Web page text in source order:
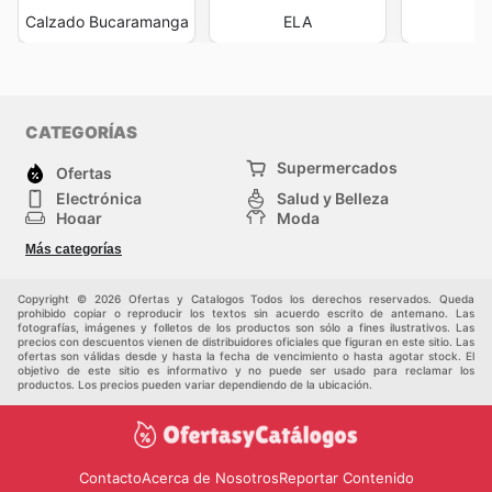
Calzado Bucaramanga ELA
CATEGORÍAS
Ofertas
Supermercados
Electrónica
Salud y Belleza
Hogar
Moda
Herramientas y jardinería
Infancia
Más categorías
Copyright © 2026 Ofertas y Catalogos Todos los derechos reservados. Queda
prohibido copiar o reproducir los textos sin acuerdo escrito de antemano. Las
fotografías, imágenes y folletos de los productos son sólo a fines ilustrativos. Las
precios con descuentos vienen de distribuidores oficiales que figuran en este sitio. Las
ofertas son válidas desde y hasta la fecha de vencimiento o hasta agotar stock. El
objetivo de este sitio es informativo y no puede ser usado para reclamar los
productos. Los precios pueden variar dependiendo de la ubicación.
ContactoAcerca de NosotrosReportar Contenido